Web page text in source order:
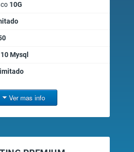
10G
10 Mysql
Ver mas info